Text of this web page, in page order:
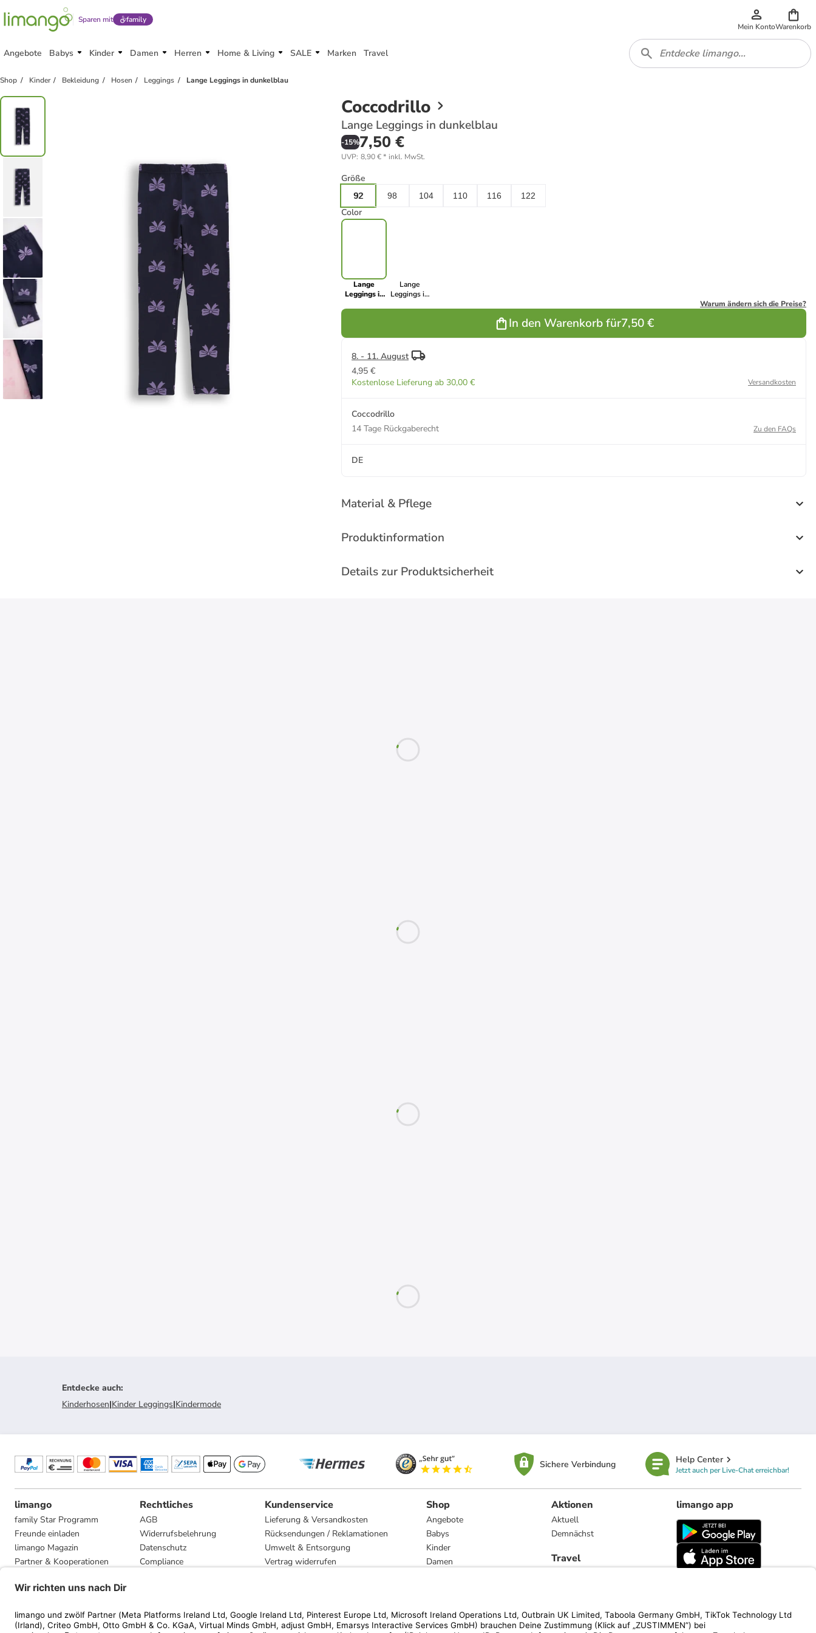
Sparen mit family
Mein KontoWarenkorb
Angebote Babys Kinder Damen Herren Home & Living SALE Marken Travel
Shop Kinder Bekleidung Hosen Leggings Lange Leggings in dunkelblau
Coccodrillo
Lange Leggings in dunkelblau
-15%7,50 €
UVP: 8,90 €* inkl. MwSt.
Größe
92 98 104 110 116 122
Color
Lange
Leggings in
Lange
Leggings in
Warum ändern sich die Preise?
In den Warenkorb für7,50 €
8. - 11. August
4,95 €
Kostenlose Lieferung ab 30,00 €
Versandkosten
Coccodrillo
14 Tage Rückgaberecht
Zu den FAQs
DE
Material & Pflege
Produktinformation
Details zur Produktsicherheit
Entdecke auch:
Kinderhosen|Kinder Leggings|Kindermode
Sichere Verbindung Help Center
Jetzt auch per Live-Chat erreichbar!
limango
family Star Programm
Freunde einladen
limango Magazin
Partner & Kooperationen
Presse
Rechtliches
AGB
Widerrufsbelehrung
Datenschutz
Compliance
Kundenservice
Lieferung & Versandkosten
Rücksendungen / Reklamationen
Umwelt & Entsorgung
Vertrag widerrufen
Shop
Angebote
Babys
Kinder
Damen
Marken
Aktionen
Aktuell
Demnächst
Travel
limango app